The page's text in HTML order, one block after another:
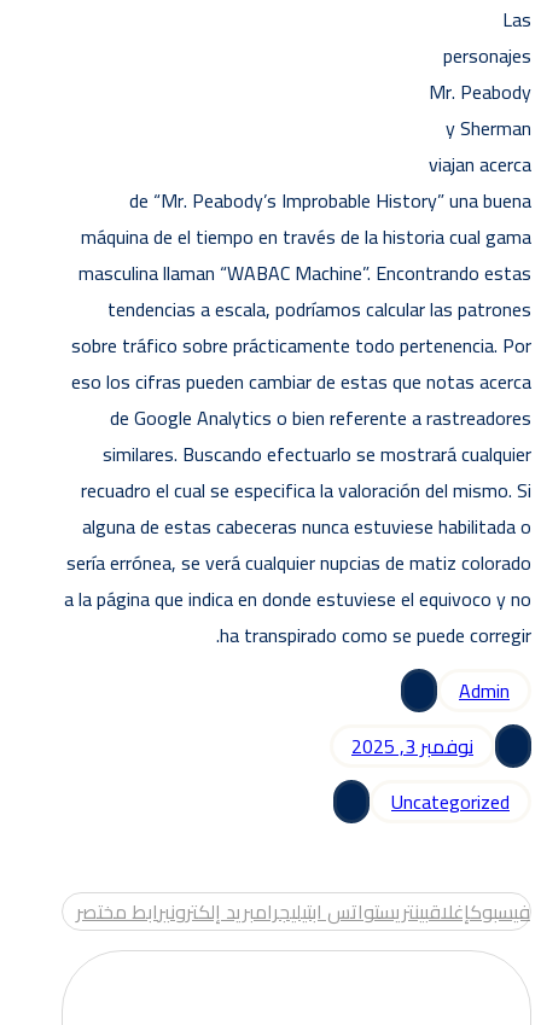
Las
personajes
Mr. Peabody
y Sherman
viajan acerca
de “Mr. Peabody’s Improbable History” una buena
máquina de el tiempo en través de la historia cual gama
masculina llaman “WABAC Machine”. Encontrando estas
tendencias a escala, podrí­amos calcular las patrones
sobre tráfico sobre prácticamente todo pertenencia. Por
eso los cifras pueden cambiar de estas que notas acerca
de Google Analytics o bien referente a rastreadores
similares. Buscando efectuarlo se mostrará cualquier
recuadro el cual se especifica la valoración del mismo. Si
alguna de estas cabeceras nunca estuviese habilitada o
serí­a errónea, se verá cualquier nupcias de matiz colorado
a la página que indica en donde estuviese el equivoco y no
ha transpirado como se puede corregir.
Admin
نوفمبر 3, 2025
Uncategorized
فيسبوكإغلاقبينتريستواتس ابتيليجرامبريد إلكترونيرابط مختصر